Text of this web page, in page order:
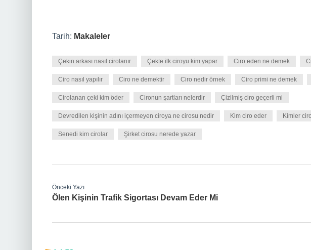
Tarih: Makaleler
Çekin arkası nasıl cirolanır Çekte ilk ciroyu kim yapar Ciro eden ne demek
Ciro nasıl yapılır Ciro ne demektir Ciro nedir örnek Ciro primi ne demek
Cirolanan çeki kim öder Cironun şartları nelerdir Çizilmiş ciro geçerli mi
Devredilen kişinin adını içermeyen ciroya ne cirosu nedir Kim ciro eder Kimler
Senedi kim cirolar Şirket cirosu nerede yazar
Önceki Yazı
Ölen Kişinin Trafik Sigortası Devam Eder Mi